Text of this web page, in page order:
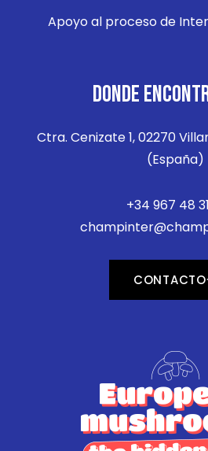
Apoyo al proceso de
DONDE
Ctra. Cenizate 1, 02270
(España)
+34 967 48
CONTACTO